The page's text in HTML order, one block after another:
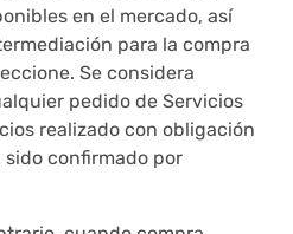
en el mercado, así
para la compra
Se considera
pedido de Servicios
realizado con obligación
confirmado por